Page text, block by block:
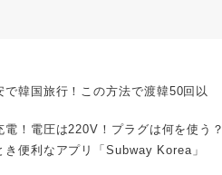
韓国旅行！この方法で渡韓50回以
！電圧は220V！プラグは何を使う？
便利なアプリ「Subway Korea」